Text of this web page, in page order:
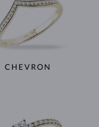
CHEVRON